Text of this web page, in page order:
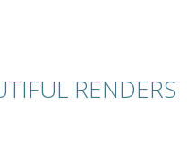
RENDERS